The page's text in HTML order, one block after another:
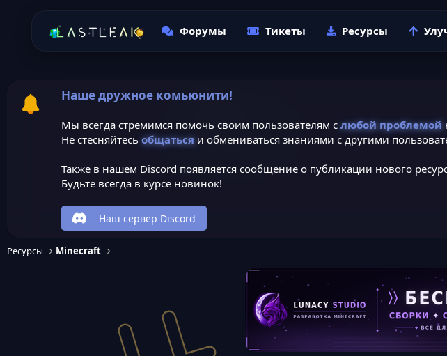
Форумы Тикеты Ресурсы
Наше дружное комьюнити!
Мы всегда стремимся помочь своим пользователям с любой проблемой
Не стесняйтесь общатьсяи обмениваться знаниями с другими
Также в нашем Discord появляется сообщение о публикации нового
Будьте всегда в курсе новинок!
Наш сервер Discord
Ресурсы Minecraft